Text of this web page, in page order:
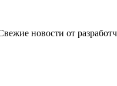
новости от